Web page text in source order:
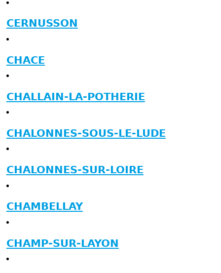
CERNUSSON
CHACE
CHALLAIN-LA-POTHERIE
CHALONNES-SOUS-LE-LUDE
CHALONNES-SUR-LOIRE
CHAMBELLAY
CHAMP-SUR-LAYON